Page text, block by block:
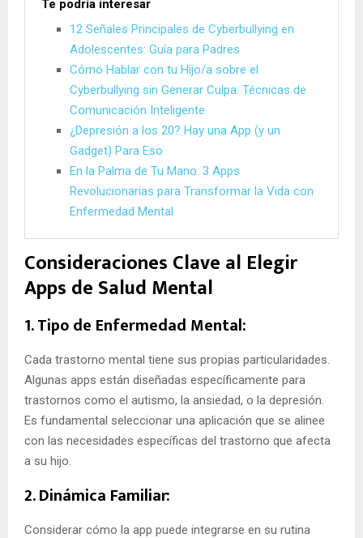
Te podría interesar
12 Señales Principales de Cyberbullying en
Adolescentes: Guía para Padres
Cómo Hablar con tu Hijo/a sobre el
Cyberbullying sin Generar Culpa: Técnicas de
Comunicación Inteligente
¿Depresión a los 20? Hay una App (y un
Gadget) Para Eso
En la Palma de Tu Mano: 3 Apps
Revolucionarias para Transformar la Vida con
Enfermedad Mental
Consideraciones Clave al Elegir
Apps de Salud Mental
1. Tipo de Enfermedad Mental:
Cada trastorno mental tiene sus propias particularidades.
Algunas apps están diseñadas específicamente para
trastornos como el autismo, la ansiedad, o la depresión.
Es fundamental seleccionar una aplicación que se alinee
con las necesidades específicas del trastorno que afecta
a su hijo.
2. Dinámica Familiar:
Considerar cómo la app puede integrarse en su rutina